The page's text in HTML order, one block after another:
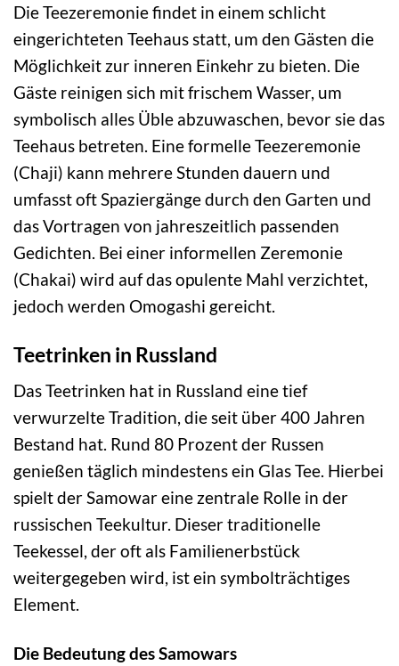
Die Teezeremonie findet in einem schlicht
eingerichteten Teehaus statt, um den Gästen die
Möglichkeit zur inneren Einkehr zu bieten. Die
Gäste reinigen sich mit frischem Wasser, um
symbolisch alles Üble abzuwaschen, bevor sie das
Teehaus betreten. Eine formelle Teezeremonie
(Chaji) kann mehrere Stunden dauern und
umfasst oft Spaziergänge durch den Garten und
das Vortragen von jahreszeitlich passenden
Gedichten. Bei einer informellen Zeremonie
(Chakai) wird auf das opulente Mahl verzichtet,
jedoch werden Omogashi gereicht.
Teetrinken in Russland
Das Teetrinken hat in Russland eine tief
verwurzelte Tradition, die seit über 400 Jahren
Bestand hat. Rund 80 Prozent der Russen
genießen täglich mindestens ein Glas Tee. Hierbei
spielt der Samowar eine zentrale Rolle in der
russischen Teekultur. Dieser traditionelle
Teekessel, der oft als Familienerbstück
weitergegeben wird, ist ein symbolträchtiges
Element.
Die Bedeutung des Samowars